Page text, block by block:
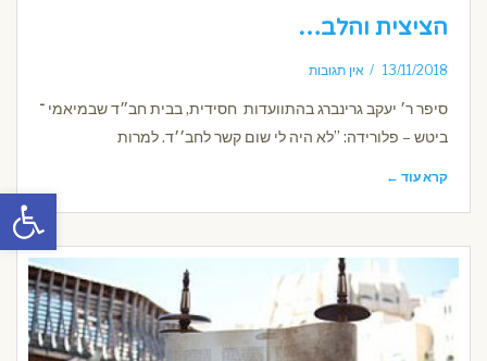
פתח
הציצית והלב…
13/11/2018 אין תגובות
סיפר ר׳ יעקב גרינברג בהתוועדות חסידית, בבית חב״ד שבמיאמי ־
ביטש – פלורידה: ”לא היה לי שום קשר לחב׳׳ד. למרות
קרא עוד ←